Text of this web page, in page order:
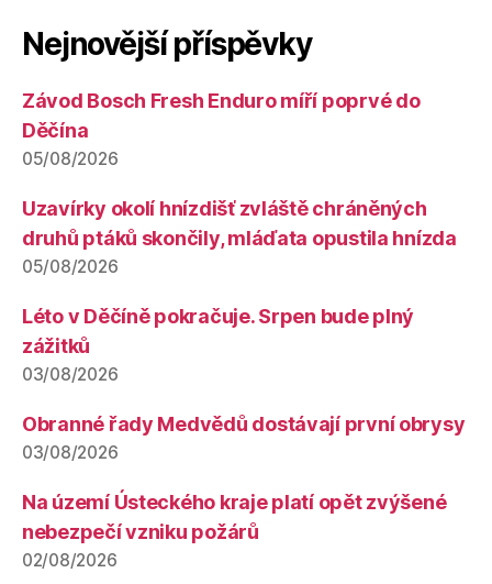
Nejnovější příspěvky
Závod Bosch Fresh Enduro míří poprvé do
Děčína
05/08/2026
Uzavírky okolí hnízdišť zvláště chráněných
druhů ptáků skončily, mláďata opustila hnízda
05/08/2026
Léto v Děčíně pokračuje. Srpen bude plný
zážitků
03/08/2026
Obranné řady Medvědů dostávají první obrysy
03/08/2026
Na území Ústeckého kraje platí opět zvýšené
nebezpečí vzniku požárů
02/08/2026